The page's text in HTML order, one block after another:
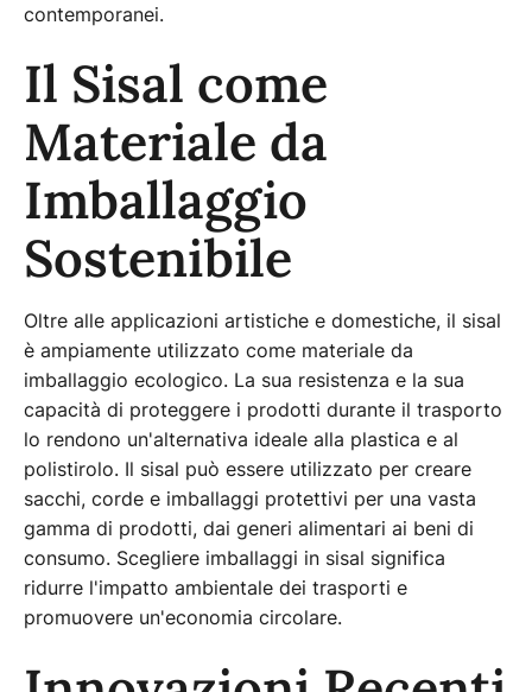
contemporanei.
Il Sisal come
Materiale da
Imballaggio
Sostenibile
Oltre alle applicazioni artistiche e domestiche, il sisal
è ampiamente utilizzato come materiale da
imballaggio ecologico. La sua resistenza e la sua
capacità di proteggere i prodotti durante il trasporto
lo rendono un'alternativa ideale alla plastica e al
polistirolo. Il sisal può essere utilizzato per creare
sacchi, corde e imballaggi protettivi per una vasta
gamma di prodotti, dai generi alimentari ai beni di
consumo. Scegliere imballaggi in sisal significa
ridurre l'impatto ambientale dei trasporti e
promuovere un'economia circolare.